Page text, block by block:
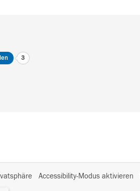
3
IAccessibility-Modus aktivieren